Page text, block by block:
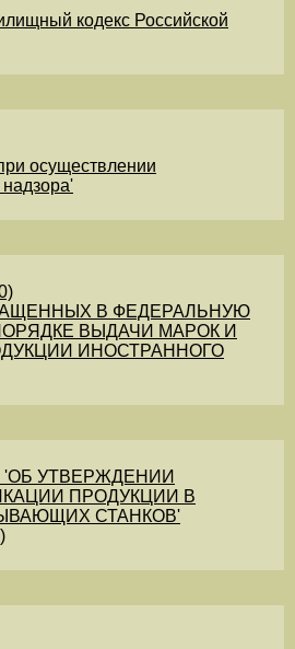
кодекс Российской
осуществлении
надзора'
В ФЕДЕРАЛЬНУЮ
ВЫДАЧИ МАРОК И
ИНОСТРАННОГО
7 'ОБ УТВЕРЖДЕНИИ
ПРОДУКЦИИ В
СТАНКОВ'